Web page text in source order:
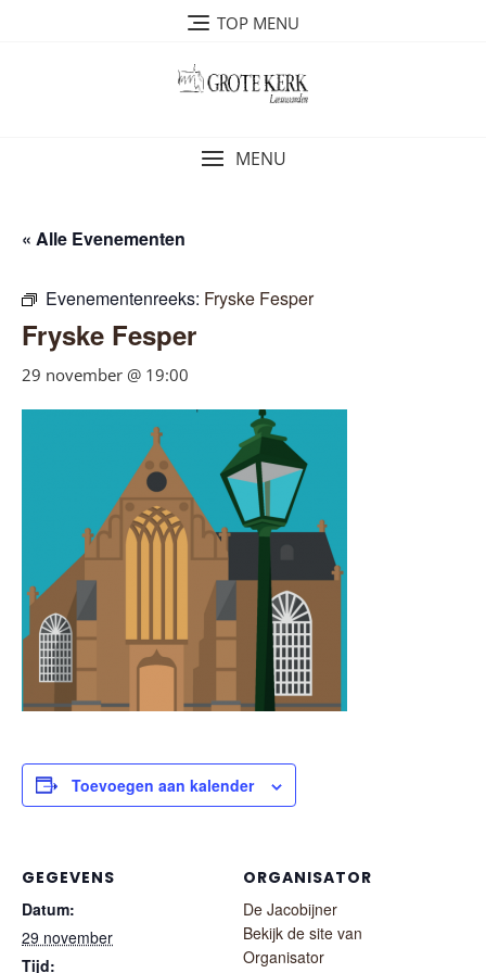
TOP MENU
MENU
« Alle Evenementen
Evenementenreeks: Fryske Fesper
Fryske Fesper
29 november @ 19:00
Toevoegen aan kalender
GEGEVENS
Datum:
29 november
Tijd:
ORGANISATOR
De Jacobijner
Bekijk de site van
Organisator